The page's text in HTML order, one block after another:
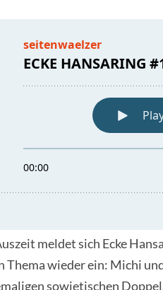
meldet sich Ecke
Thema wieder ein: Michi
sowjetischen